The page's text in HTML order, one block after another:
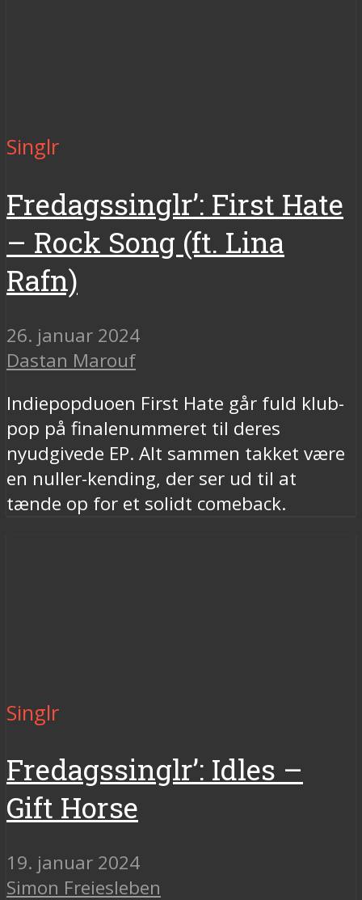
Singlr
Fredagssinglr’: First Hate
– Rock Song (ft. Lina
Rafn)
26. januar 2024
Dastan Marouf
Indiepopduoen First Hate går fuld klub-
pop på finalenummeret til deres
nyudgivede EP. Alt sammen takket være
en nuller-kending, der ser ud til at
tænde op for et solidt comeback.
Singlr
Fredagssinglr’: Idles –
Gift Horse
19. januar 2024
Simon Freiesleben